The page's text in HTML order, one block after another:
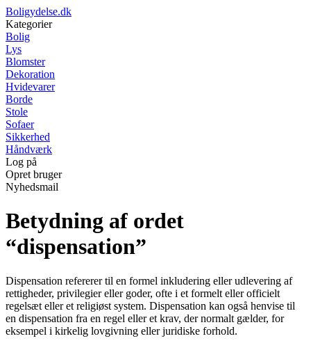
Boligydelse.dk
Kategorier
Bolig
Lys
Blomster
Dekoration
Hvidevarer
Borde
Stole
Sofaer
Sikkerhed
Håndværk
Log på
Opret bruger
Nyhedsmail
Betydning af ordet
“dispensation”
Dispensation refererer til en formel inkludering eller udlevering af
rettigheder, privilegier eller goder, ofte i et formelt eller officielt
regelsæt eller et religiøst system. Dispensation kan også henvise til
en dispensation fra en regel eller et krav, der normalt gælder, for
eksempel i kirkelig lovgivning eller juridiske forhold.